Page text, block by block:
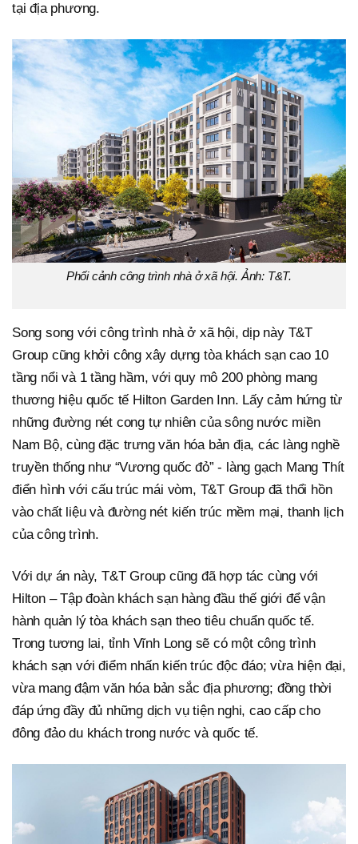
tại địa phương.
Phối cảnh công trình nhà ở xã hội. Ảnh: T&T.
Song song với công trình nhà ở xã hội, dịp này T&T
Group cũng khởi công xây dựng tòa khách sạn cao 10
tầng nổi và 1 tầng hầm, với quy mô 200 phòng mang
thương hiệu quốc tế Hilton Garden Inn. Lấy cảm hứng từ
những đường nét cong tự nhiên của sông nước miền
Nam Bộ, cùng đặc trưng văn hóa bản địa, các làng nghề
truyền thống như “Vương quốc đỏ” - làng gạch Mang Thít
điển hình với cấu trúc mái vòm, T&T Group đã thổi hồn
vào chất liệu và đường nét kiến trúc mềm mại, thanh lịch
của công trình.
Với dự án này, T&T Group cũng đã hợp tác cùng với
Hilton – Tập đoàn khách sạn hàng đầu thế giới để vận
hành quản lý tòa khách sạn theo tiêu chuẩn quốc tế.
Trong tương lai, tỉnh Vĩnh Long sẽ có một công trình
khách sạn với điểm nhấn kiến trúc độc đáo; vừa hiện đại,
vừa mang đậm văn hóa bản sắc địa phương; đồng thời
đáp ứng đầy đủ những dịch vụ tiện nghi, cao cấp cho
đông đảo du khách trong nước và quốc tế.